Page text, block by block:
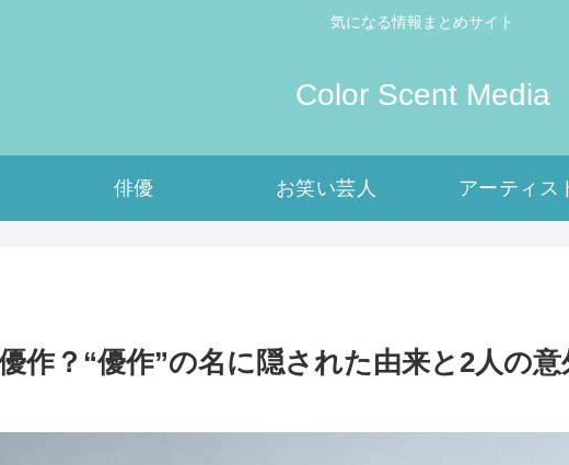
気になる情報まとめサイト
Color Scent Media
俳優 お笑い芸人 アーティス
作？“優作”の名に隠された由来と2人の意